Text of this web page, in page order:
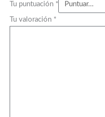
Tu puntuación *
Tu valoración *